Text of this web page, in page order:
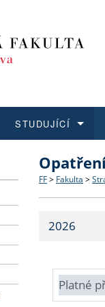
Struktura
Strategie
Fakultní
Co
Učitelské
STUDUJÍCÍ
O vědě a
Aktuální
FF > Fakulta >
2026
Platné